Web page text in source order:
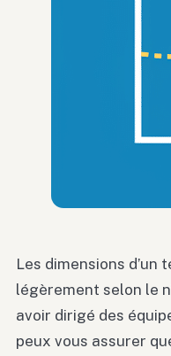
Les dimensions
légèrement selon le
avoir dirigé des
peux vous assurer